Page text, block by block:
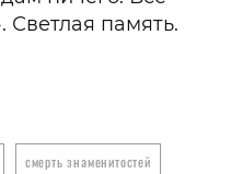
Светлая память.
смерть знаменитостей